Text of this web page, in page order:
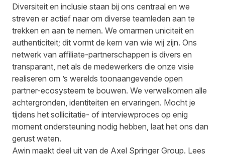
Diversiteit en inclusie staan bij ons centraal en we
streven er actief naar om diverse teamleden aan te
trekken en aan te nemen. We omarmen uniciteit en
authenticiteit; dit vormt de kern van wie wij zijn. Ons
netwerk van affiliate-partnerschappen is divers en
transparant, net als de medewerkers die onze visie
realiseren om ’s werelds toonaangevende open
partner-ecosysteem te bouwen. We verwelkomen alle
achtergronden, identiteiten en ervaringen. Mocht je
tijdens het sollicitatie- of interviewproces op enig
moment ondersteuning nodig hebben, laat het ons dan
gerust weten.
Awin maakt deel uit van de Axel Springer Group. Lees